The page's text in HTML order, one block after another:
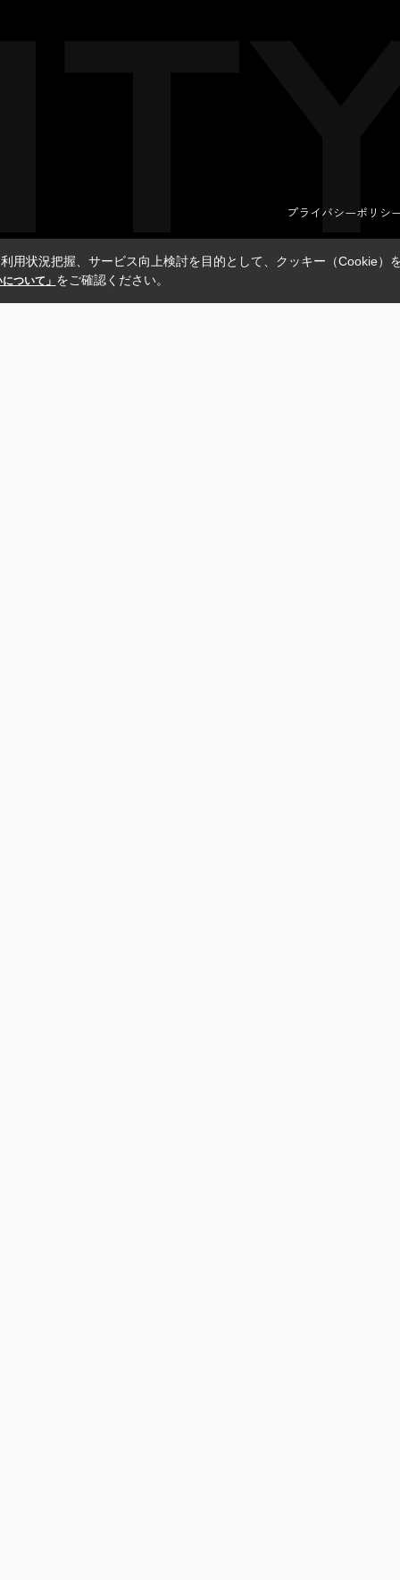
プライバシーポリシ
用状況把握、サービス向上検討を目的として、クッキー（Cookie）
ついて」 をご確認ください。